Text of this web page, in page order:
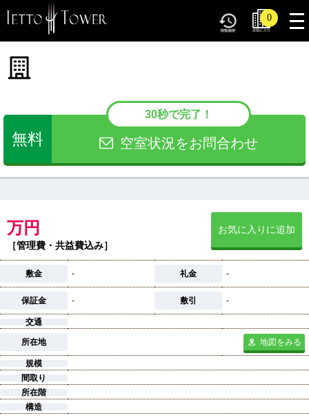
0
無料
30秒で完了！
空室状況をお問合わせ
万円
［管理費・共益費込み］
お気に入りに追加
敷金 - 礼金 -
保証金 - 敷引 -
交通
所在地 地図をみる
規模
間取り
所在階
構造